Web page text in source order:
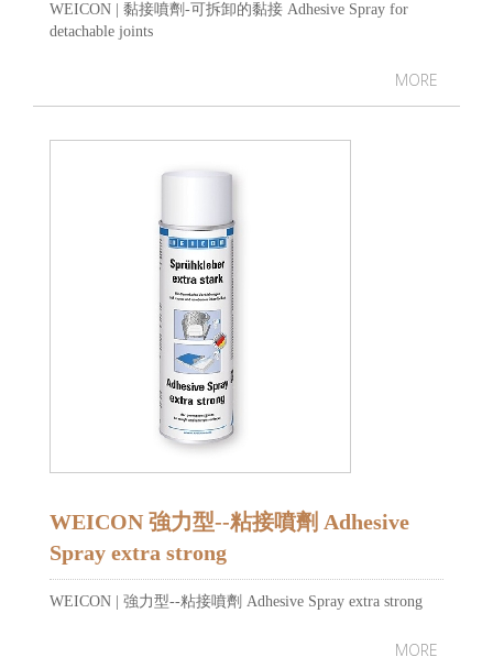
WEICON | 黏接噴劑-可拆卸的黏接 Adhesive Spray for
detachable joints
MORE
WEICON 強力型--粘接噴劑 Adhesive
Spray extra strong
WEICON | 強力型--粘接噴劑 Adhesive Spray extra strong
MORE